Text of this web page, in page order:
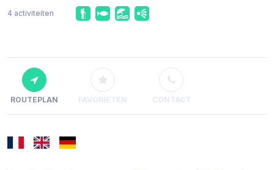
4 activiteiten
ROUTEPLAN FAVORIETEN CONTACT